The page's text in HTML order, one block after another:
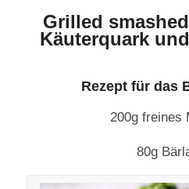
Grilled
Käuterquark
Rezept für das
200g freines
80g